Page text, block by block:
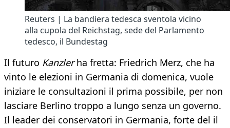
Reuters | La bandiera tedesca sventola vicino
alla cupola del Reichstag, sede del Parlamento
tedesco, il Bundestag
Il futuro Kanzlerha fretta: Friedrich Merz, che ha
vinto le elezioni in Germania di domenica, vuole
iniziare le consultazioni il prima possibile, per non
lasciare Berlino troppo a lungo senza un governo.
Il leader dei conservatori in Germania, forte del il